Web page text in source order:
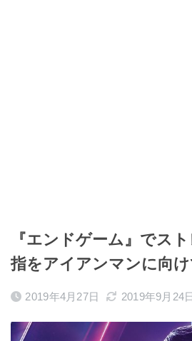
『エンドゲーム』でス
指をアイアンマンに向
2019年4月27日 2019年9月24日